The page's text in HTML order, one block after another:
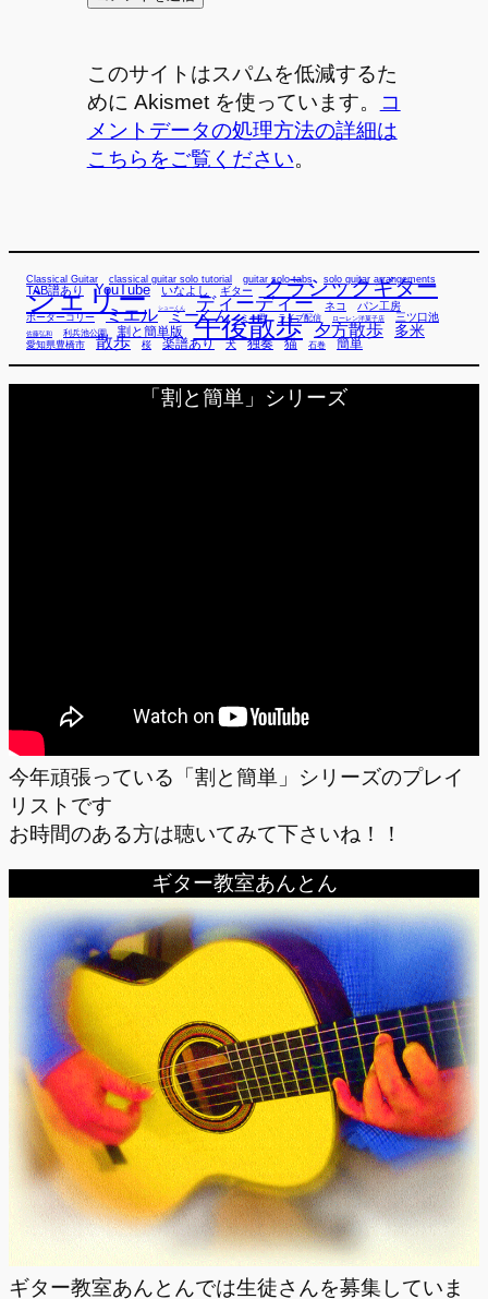
このサイトはスパムを低減するた
めに Akismet を使っています。
コ
メントデータの処理方法の詳細は
こちらをご覧ください。
Classical Guitar classical guitar solo tutorial guitar solo tabs solo guitar arrangements
TAB譜あり YouTube いなよし ギター クラシックギター
シェリー シューくん ディーディー ネコ パン工房
ボーダーコリー ミエル ミーくん ミー君 ライブ配信 ローレン洋菓子店 三ツ口池
佐藤弘和 利兵池公園 割と簡単版 午後散歩 夕方散歩 多米
愛知県豊橋市 散歩 桜 楽譜あり 犬 独奏 猫 石巻 簡単
「割と簡単」シリーズ
今年頑張っている「割と簡単」シリーズのプレイ
リストです
お時間のある方は聴いてみて下さいね！！
ギター教室あんとん
ギター教室あんとんでは生徒さんを募集していま